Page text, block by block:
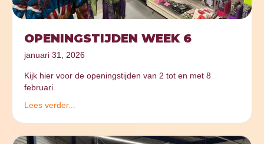
OPENINGSTIJDEN WEEK 6
januari 31, 2026
Kijk hier voor de openingstijden van 2 tot en met 8
februari.
Lees verder...